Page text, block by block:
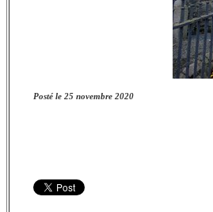
Posté le 25 novembre 2020